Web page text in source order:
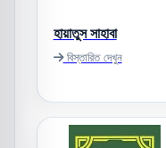
হায়াতুস সাহাবা
বিস্তারিত দেখুন